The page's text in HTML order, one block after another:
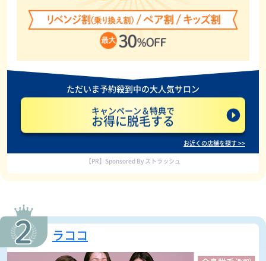
ただいま予約殺到中の大人気サロン
キャンペーン＆特典で
お得に脱毛する
お近くの店舗を探す >>
【PR】Sponsored By ストラッシュ
ラココ